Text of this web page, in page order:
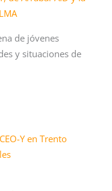
de jóvenes
y situaciones de
Y en Trento